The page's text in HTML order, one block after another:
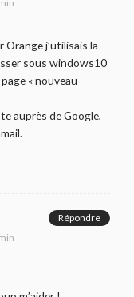
Orange j’utilisais la
sous windows10
« nouveau
auprès de Google,
Répondre